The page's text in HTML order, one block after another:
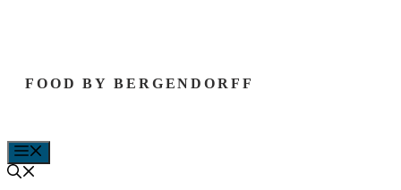
FOOD BY BERGENDORFF